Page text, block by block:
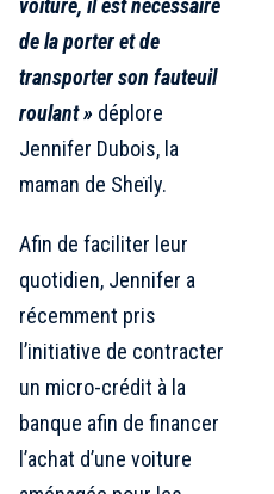
de la porter et de
transporter son fauteuil
roulant » déplore
Jennifer Dubois, la
maman de Sheïly.
Afin de faciliter leur
quotidien, Jennifer a
récemment pris
l’initiative de contracter
un micro-crédit à la
banque afin de financer
l’achat d’une voiture